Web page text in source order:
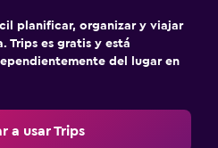
planificar, organizar y viajar
Trips es gratis y está
del lugar en
a usar Trips